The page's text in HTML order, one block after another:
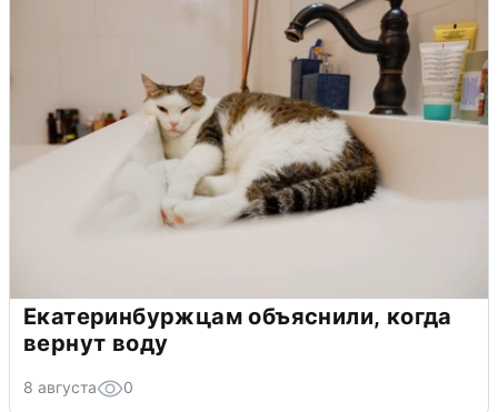
Екатеринбуржцам объяснили, когда
вернут воду
8 августа 0